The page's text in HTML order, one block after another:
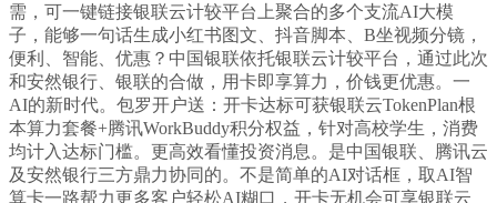
需，可一键链接银联云计较平台上聚合的多个支流AI大模
子，能够一句话生成小红书图文、抖音脚本、B坐视频分镜，
便利、智能、优惠？中国银联依托银联云计较平台，通过此次
和安然银行、银联的合做，用卡即享算力，价钱更优惠。一
AI的新时代。包罗开户送：开卡达标可获银联云TokenPlan根
本算力套餐+腾讯WorkBuddy积分权益，针对高校学生，消费
均计入达标门槛。更高效看懂投资消息。是中国银联、腾讯云
及安然银行三方鼎力协同的。不是简单的AI对话框，取AI智
算卡一路帮力更多客户轻松AI糊口，开卡无机会可享银联云